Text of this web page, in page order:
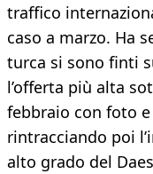
traffico
caso a marzo. Ha
turca si sono finti
l’offerta più alta
febbraio con foto
rintracciando poi
alto grado del